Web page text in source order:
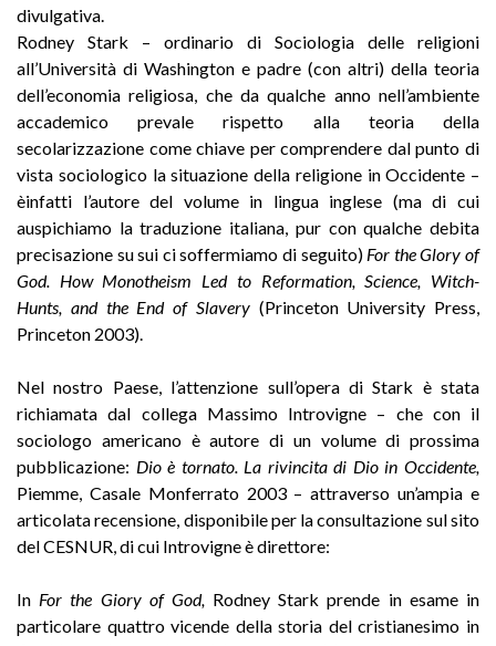
divulgativa.
Rodney Stark – ordinario di Sociologia delle religioni
all’Università di Washington e padre (con altri) della teoria
dell’economia religiosa, che da qualche anno nell’ambiente
accademico prevale rispetto alla teoria della
secolarizzazione come chiave per comprendere dal punto di
vista sociologico la situazione della religione in Occidente –
èinfatti l’autore del volume in lingua inglese (ma di cui
auspichiamo la traduzione italiana, pur con qualche debita
precisazione su sui ci soffermiamo di seguito) For the Glory of
God. How Monotheism Led to Reformation, Science, Witch-
Hunts, and the End of Slavery (Princeton University Press,
Princeton 2003).
Nel nostro Paese, l’attenzione sull’opera di Stark è stata
richiamata dal collega Massimo Introvigne – che con il
sociologo americano è autore di un volume di prossima
pubblicazione: Dio è tornato. La rivincita di Dio in Occidente,
Piemme, Casale Monferrato 2003 – attraverso un’ampia e
articolata recensione, disponibile per la consultazione sul sito
del CESNUR, di cui Introvigne è direttore:
In For the Giory of God, Rodney Stark prende in esame in
particolare quattro vicende della storia del cristianesimo in